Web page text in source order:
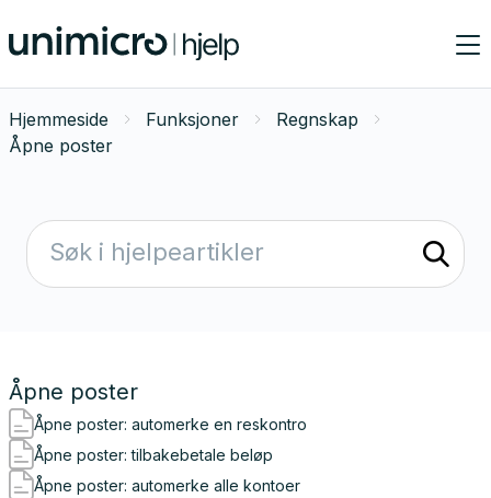
Hjemmeside Funksjoner
Regnskap
Åpne poster
Åpne poster
Åpne poster: automerke en reskontro
Åpne poster: tilbakebetale beløp
Åpne poster: automerke alle kontoer